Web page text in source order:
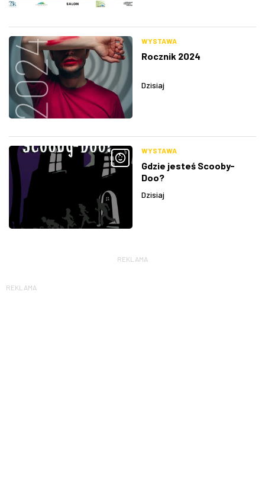
WYSTAWA
Rocznik 2024
Dzisiaj
WYSTAWA
Gdzie jesteś Scooby-
Doo?
Dzisiaj
REKLAMA
REKLAMA